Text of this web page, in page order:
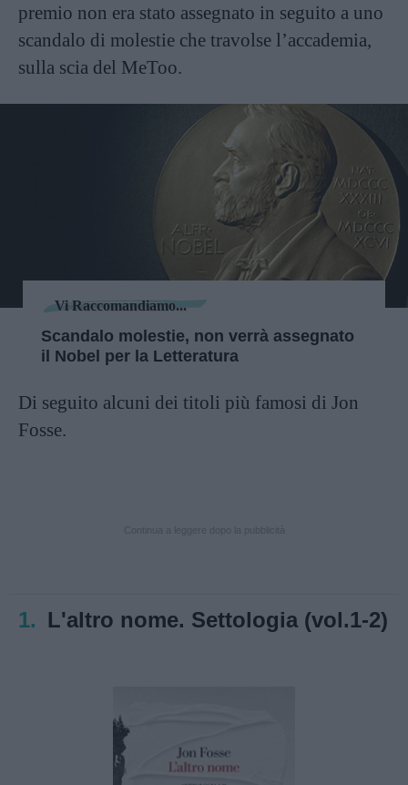
premio non era stato assegnato in seguito a uno
scandalo di molestie che travolse l’accademia,
sulla scia del MeToo.
Vi Raccomandiamo...
Scandalo molestie, non verrà assegnato
il Nobel per la Letteratura
Di seguito alcuni dei titoli più famosi di Jon
Fosse.
1. L'altro nome. Settologia (vol.1-2)